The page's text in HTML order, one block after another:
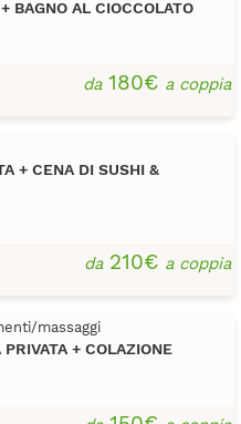
BAGNO AL CIOCCOLATO
da180€ a coppia
+ CENA DI SUSHI &
da210€ a coppia
massaggi
+ COLAZIONE